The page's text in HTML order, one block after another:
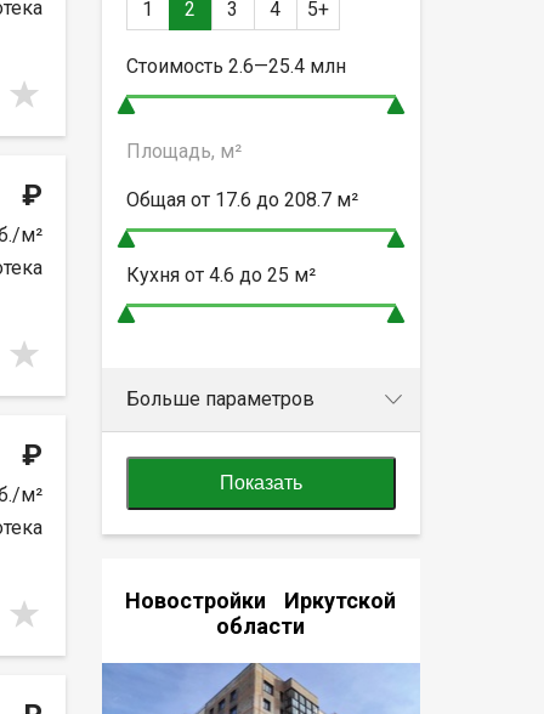
₽
м²
₽
м²
1 2 3 4 5+
Стоимость 2.6—25.4млн
Площадь, м²
Общая от 17.6 до 208.7м²
Кухня от 4.6 до 25 м²
Больше параметров
Показать
Новостройки Иркутской
области